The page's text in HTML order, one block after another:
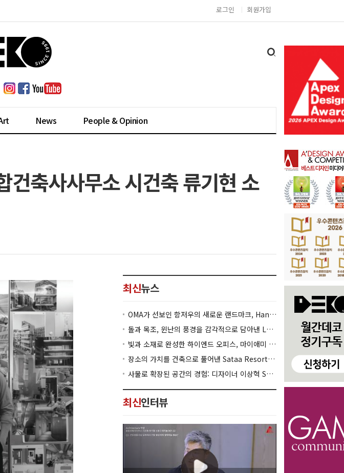
로그인 회원가입
News People & Opinion
건축사사무소 시건축 류기현 소
최신뉴스
OMA가 선보인 항저우의 새로운 랜드마크, Hangzhou Prism
돌과 목조, 윈난의 풍경을 감각적으로 담아낸 Lan Bistro Yunnan Restaurant
빛과 소재로 완성한 하이엔드 오피스, 마이애미 830 Brickell
장소의 가치를 건축으로 풀어낸 Sataa Resort Nan
사물로 확장된 공간의 경험: 디자이너 이상혁 SANGHYEOK LEE
최신인터뷰